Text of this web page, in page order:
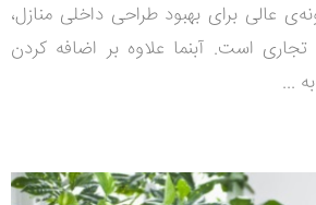
عالی برای بهبود طراحی داخلی منازل،
است. آبنما علاوه بر اضافه کردن
...